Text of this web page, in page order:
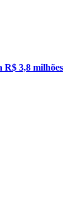
R$ 3,8 milhões